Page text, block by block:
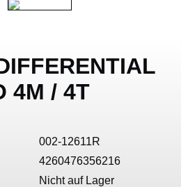
4M / 4T
002-12611R
4260476356216
Nicht auf Lager